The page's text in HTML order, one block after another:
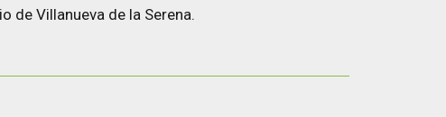
de Villanueva de la Serena.